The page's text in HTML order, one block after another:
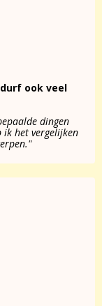
ook veel
dingen
ik het vergelijken